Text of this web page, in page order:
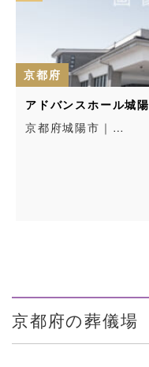
京都府
アドバンスホール城陽
京都府城陽市｜…
京都府の葬儀場